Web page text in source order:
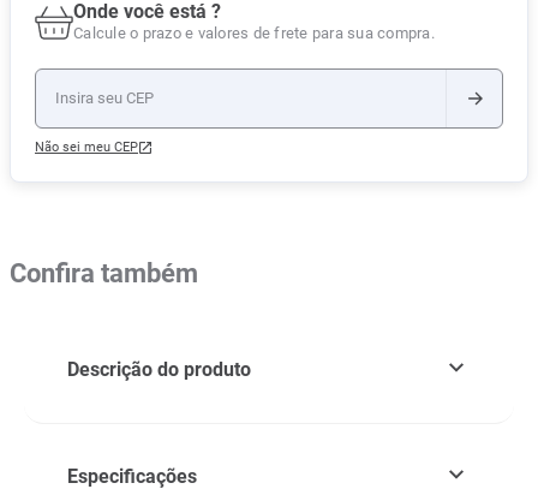
Onde você está ?
Calcule o prazo e valores de frete para sua compra.
Não sei meu CEP
Confira também
Descrição do produto
Especificações